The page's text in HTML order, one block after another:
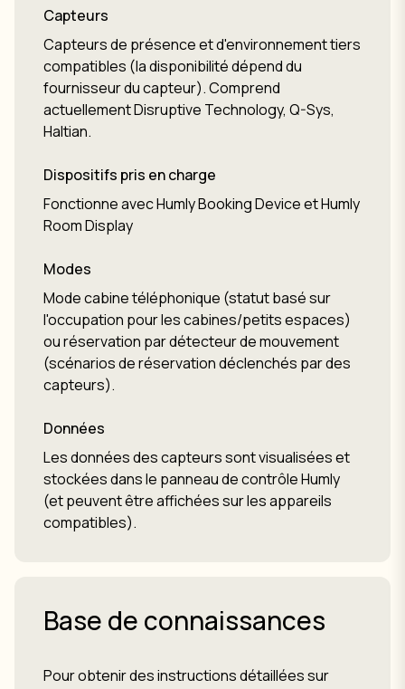
Capteurs
Capteurs de présence et d'environnement tiers
compatibles (la disponibilité dépend du
fournisseur du capteur). Comprend
actuellement Disruptive Technology, Q-Sys,
Haltian.
Dispositifs pris en charge
Fonctionne avec Humly Booking Device et Humly
Room Display
Modes
Mode cabine téléphonique (statut basé sur
l'occupation pour les cabines/petits espaces)
ou réservation par détecteur de mouvement
(scénarios de réservation déclenchés par des
capteurs).
Données
Les données des capteurs sont visualisées et
stockées dans le panneau de contrôle Humly
(et peuvent être affichées sur les appareils
compatibles).
Base de connaissances
Pour obtenir des instructions détaillées sur